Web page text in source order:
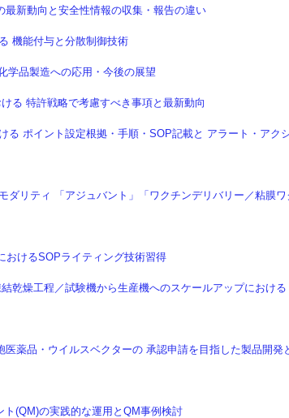
最新動向と安全性情報の収集・報告の違い
機能付与と分散制御技術
学品製造への応用・今後の展望
る 特許戦略で考慮すべき事項と最新動向
る ポイント設定根拠・手順・SOP記載と アラート・アク
ダリティ 「アジュバント」「ワクチンデリバリー／粘膜ワ
おけるSOPライティング技術習得
乾燥工程／試験機から生産機へのスケールアップにおける
薬品・ウイルスベクターの 承認申請を目指した製品開発
ト(QM)の実践的な運用とQM事例検討